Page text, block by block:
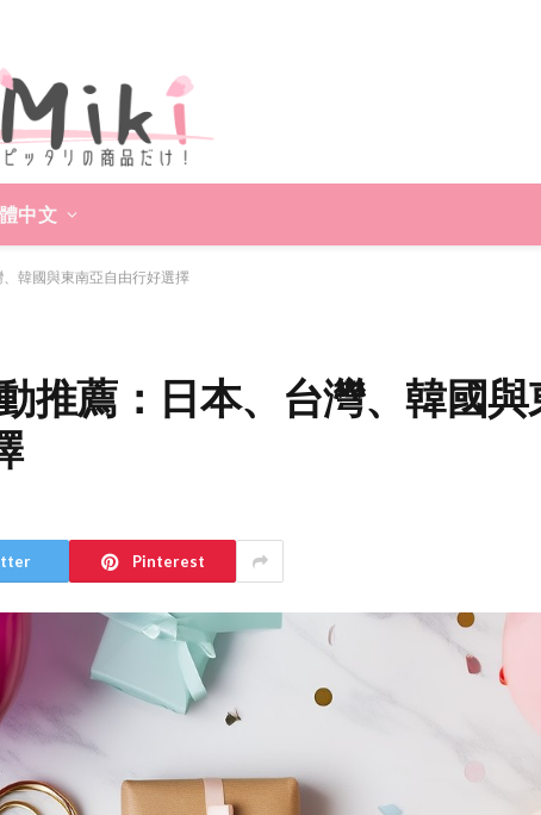
中文
韓國與東南亞自由行好選擇
推薦：日本、台灣、韓國與
Pinterest